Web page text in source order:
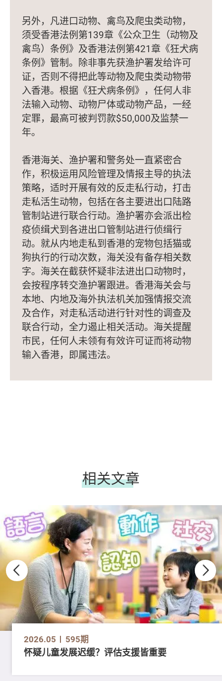
另外，凡进口动物、禽鸟及爬虫类动物，
须受香港法例第139章《公众卫生（动物及
禽鸟）条例》及香港法例第421章《狂犬病
条例》管制。除非事先获渔护署发给许可
证，否则不得把此等动物及爬虫类动物带
入香港。根据《狂犬病条例》，任何人非
法输入动物、动物尸体或动物产品，一经
定罪，最高可被判罚款$50,000及监禁一
年。
香港海关、渔护署和警务处一直紧密合
作，积极运用风险管理及情报主导的执法
策略，适时开展有效的反走私行动，打击
走私活生动物，包括在各主要进出口陆路
管制站进行联合行动。渔护署亦会派出检
疫侦缉犬到各进出口管制站进行侦缉行
动。就从内地走私到香港的宠物包括猫或
狗执行的行动次数，海关没有备存相关数
字。海关在截获怀疑非法进出口动物时，
会按程序转交渔护署跟进。香港海关会与
本地、内地及海外执法机关加强情报交流
及合作，对走私活动进行针对性的调查及
联合行动，全力遏止相关活动。海关提醒
市民，任何人未领有有效许可证而将动物
输入香港，即属违法。
相关文章
2026.05 595期
怀疑儿童发展迟缓？评估支援皆重要